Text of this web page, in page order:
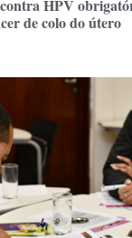
HPV
de colo do útero